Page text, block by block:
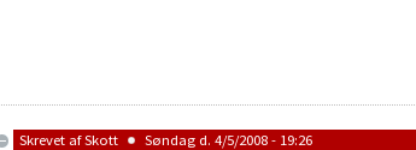
Skrevet afSkott Søndag d. 4/5/2008 - 19:26